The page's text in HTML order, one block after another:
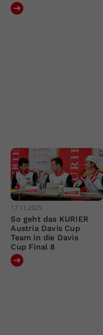
17.11.2025
So geht das KURIER
Austria Davis Cup
Team in die Davis
Cup Final 8